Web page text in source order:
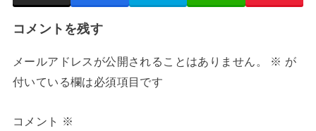
コメントを残す
メールアドレスが公開されることはありません。 ※ が
付いている欄は必須項目です
コメント ※